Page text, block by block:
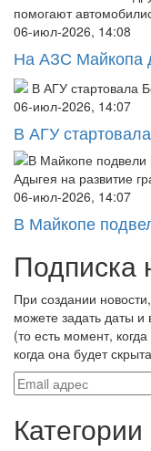
06-июл-2026, 14:08
На АЗС Майкопа
06-июл-2026, 14:07
В АГУ
06-июл-2026, 14:07
В Майкопе
Подписка
При создании
можете задать даты и
(то есть момент,
когда она будет
Категории